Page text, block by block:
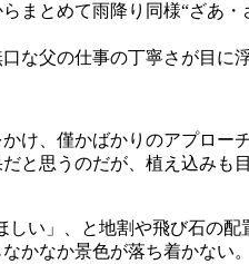
とめて雨降り同様“ざあ
な父の仕事の丁寧さが目に浮
、僅かばかりのアプロー
思うのだが、植え込みも
い」、と地割や飛び石の
かなか景色が落ち着かな